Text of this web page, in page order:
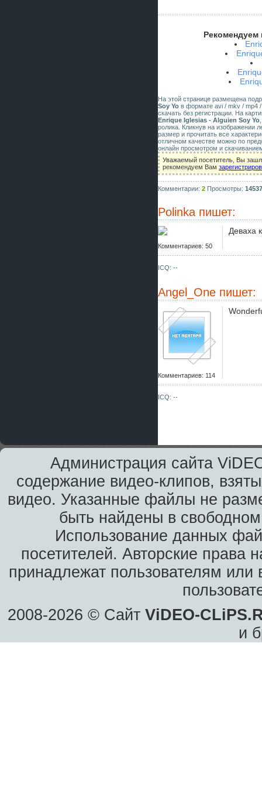
Рекомендуем
На этой странице размещена
Soy Yo в формате avi / mkv / mp4
скачать без регистрации. На
Enrique Iglesias - Alguien Soy Yo
ролика. Кликнув на изображении
размер и прочитать все
отличном качестве можно по
онлайн просмотром и
Уважаемый посетитель, Вы
рекомендуем Вам
Комментарии: 2 Просмотры: 14537
Polinka пишет:
Комментариев: 50
Деваха
ICQ: --
Angel_One пишет:
Комментариев: 114
ICQ: --
Администрация сайта
содержание видео-клипов,
видео. Указанные файлы не
быть найдены в
Использование данных
посетителей. Авторские права
принадлежат пользователям или
2008-2026 © Сайт ViDEO-
и